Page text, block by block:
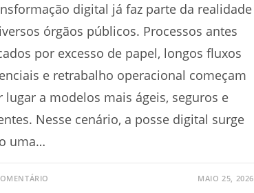
digital já faz parte da realidade
órgãos públicos. Processos antes
por excesso de papel, longos fluxos
e retrabalho operacional começam
lugar a modelos mais ágeis, seguros e
Nesse cenário, a posse digital surge
uma…
MAIO 25, 2026